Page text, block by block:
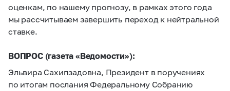
оценкам, по нашему прогнозу, в рамках этого года
мы рассчитываем завершить переход к нейтральной
ставке.
ВОПРОС (газета «Ведомости»):
Эльвира Сахипзадовна, Президент в поручениях
по итогам послания Федеральному Собранию